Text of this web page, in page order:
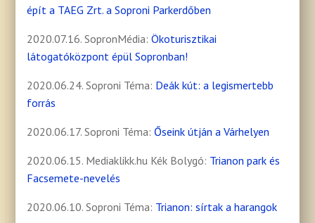
épít a TAEG Zrt. a Soproni Parkerdőben
2020.07.16. SopronMédia:Ökoturisztikai
látogatóközpont épül Sopronban!
2020.06.24. Soproni Téma: Deák kút: a legismertebb
forrás
2020.06.17. Soproni Téma:Őseink útján a Várhelyen
2020.06.15. Mediaklikk.hu Kék Bolygó: Trianon park és
Facsemete-nevelés
2020.06.10. Soproni Téma: Trianon: sírtak a harangok